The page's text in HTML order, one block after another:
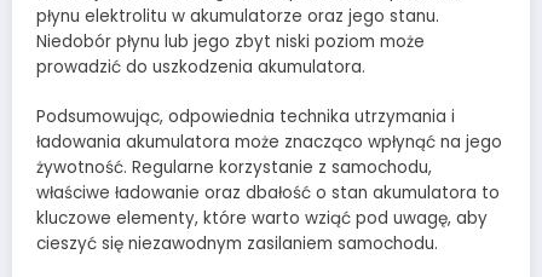
płynu elektrolitu w akumulatorze oraz jego stanu.
Niedobór płynu lub jego zbyt niski poziom może
prowadzić do uszkodzenia akumulatora.
Podsumowując, odpowiednia technika utrzymania i
ładowania akumulatora może znacząco wpłynąć na jego
żywotność. Regularne korzystanie z samochodu,
właściwe ładowanie oraz dbałość o stan akumulatora to
kluczowe elementy, które warto wziąć pod uwagę, aby
cieszyć się niezawodnym zasilaniem samochodu.